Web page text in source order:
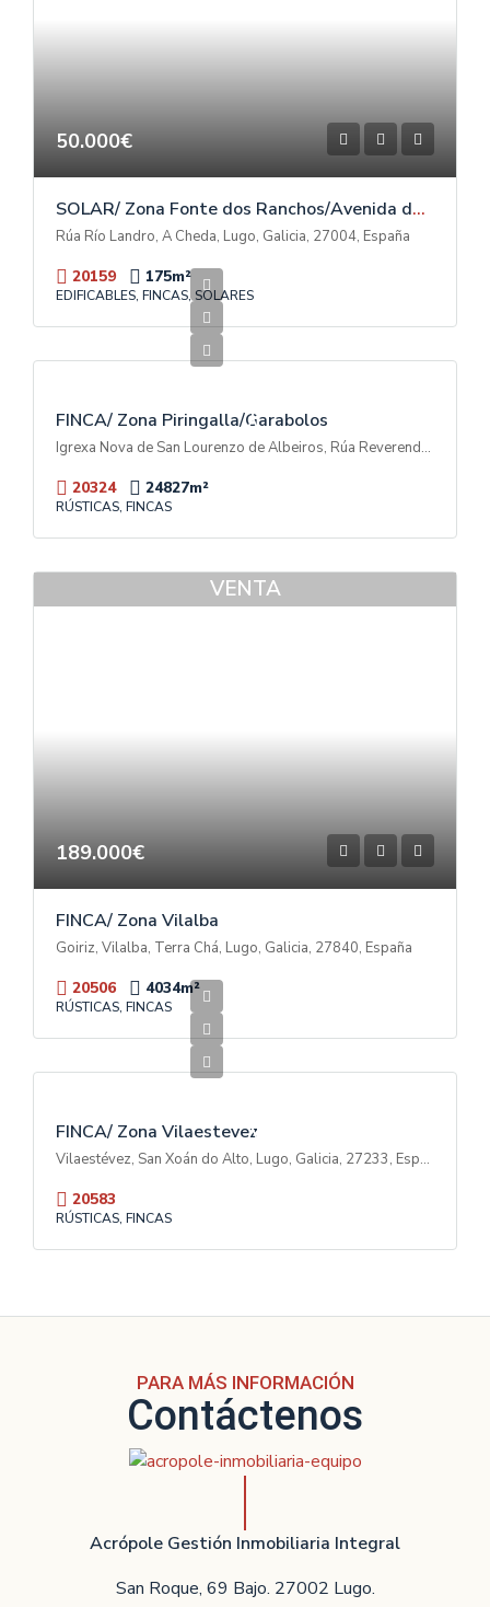
50.000€
SOLAR/ Zona Fonte dos Ranchos/Avenida das Américas
Rúa Río Landro, A Cheda, Lugo, Galicia, 27004, España
20159 175m²
EDIFICABLES, FINCAS, SOLARES
T
A
FINCA/ Zona Piringalla/Garabolos
Igrexa Nova de San Lourenzo de Albeiros, Rúa Reverendo Don Luis Soto Camino, Garabolos, A Piringalla, Lugo, Galicia, 27003, España
20324 24827m²
RÚSTICAS, FINCAS
VENTA
189.000€
FINCA/ Zona Vilalba
Goiriz, Vilalba, Terra Chá, Lugo, Galicia, 27840, España
20506 4034m²
RÚSTICAS, FINCAS
T
A
FINCA/ Zona Vilaestevez
Vilaestévez, San Xoán do Alto, Lugo, Galicia, 27233, España
20583
RÚSTICAS, FINCAS
PARA MÁS INFORMACIÓN
Contáctenos
Acrópole Gestión Inmobiliaria Integral
San Roque, 69 Bajo. 27002 Lugo.